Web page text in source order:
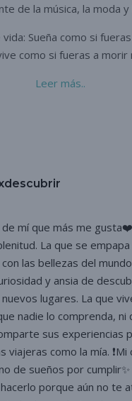
de la música, la moda
Sueña como si
como si fueras a morir
Leer más..